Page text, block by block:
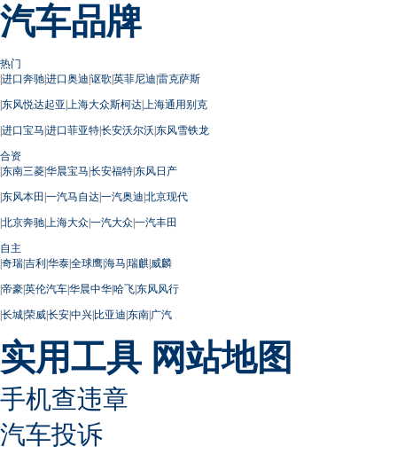
汽车品牌
热门
|进口奔驰|进口奥迪|讴歌|英菲尼迪|雷克萨斯
|东风悦达起亚| 上海大众斯柯达| 上海通用别克
|进口宝马|进口菲亚特|长安沃尔沃|东风雪铁龙
合资
|东南三菱|华晨宝马|长安福特|东风日产
|东风本田 |一汽马自达|一汽奥迪|北京现代
|北京奔驰| 上海大众|一汽大众|一汽丰田
自主
|奇瑞|吉利|华泰|全球鹰|海马|瑞麒|威麟
|帝豪|英伦汽车|华晨中华|哈飞|东风风行
|长城|荣威|长安|中兴|比亚迪|东南|广汽
实用工具 网站地图
手机查违章
汽车投诉